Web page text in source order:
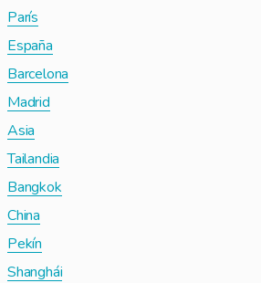
París
España
Barcelona
Madrid
Asia
Tailandia
Bangkok
China
Pekín
Shanghái